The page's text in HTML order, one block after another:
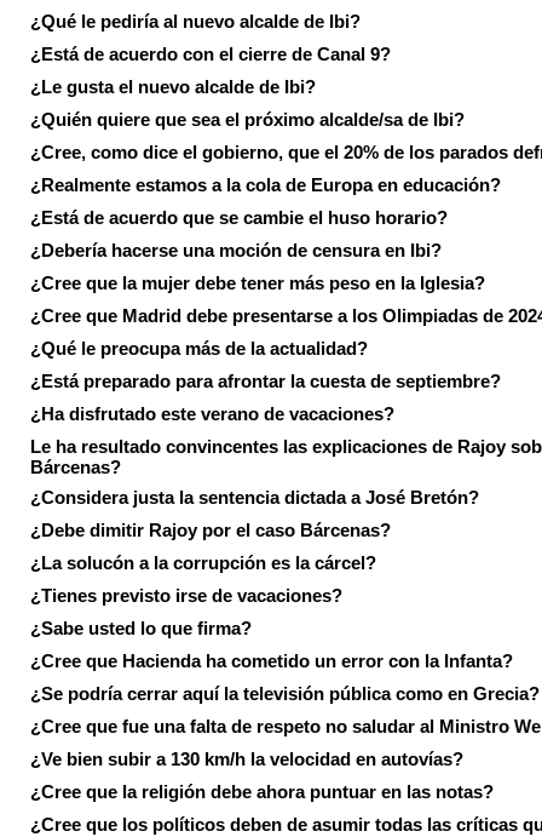
¿Qué le pediría al nuevo alcalde de Ibi?
¿Está de acuerdo con el cierre de Canal 9?
¿Le gusta el nuevo alcalde de Ibi?
¿Quién quiere que sea el próximo alcalde/sa de Ibi?
¿Cree, como dice el gobierno, que el 20% de los parados
¿Realmente estamos a la cola de Europa en educación?
¿Está de acuerdo que se cambie el huso horario?
¿Debería hacerse una moción de censura en Ibi?
¿Cree que la mujer debe tener más peso en la Iglesia?
¿Cree que Madrid debe presentarse a los Olimpiadas de
¿Qué le preocupa más de la actualidad?
¿Está preparado para afrontar la cuesta de septiembre?
¿Ha disfrutado este verano de vacaciones?
Le ha resultado convincentes las explicaciones de Rajoy
Bárcenas?
¿Considera justa la sentencia dictada a José Bretón?
¿Debe dimitir Rajoy por el caso Bárcenas?
¿La solucón a la corrupción es la cárcel?
¿Tienes previsto irse de vacaciones?
¿Sabe usted lo que firma?
¿Cree que Hacienda ha cometido un error con la Infanta?
¿Se podría cerrar aquí la televisión pública como en Grecia?
¿Cree que fue una falta de respeto no saludar al Ministro
¿Ve bien subir a 130 km/h la velocidad en autovías?
¿Cree que la religión debe ahora puntuar en las notas?
¿Cree que los políticos deben de asumir todas las críticas